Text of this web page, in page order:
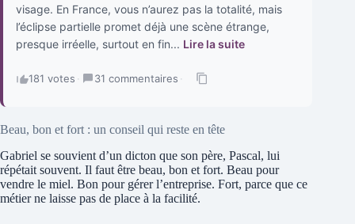
visage. En France, vous n’aurez pas la totalité, mais
l’éclipse partielle promet déjà une scène étrange,
presque irréelle, surtout en fin... Lire la suite
181 votes · 31 commentaires ·
Beau, bon et fort : un conseil qui reste en tête
Gabriel se souvient d’un dicton que son père, Pascal, lui
répétait souvent. Il faut être beau, bon et fort. Beau pour
vendre le miel. Bon pour gérer l’entreprise. Fort, parce que ce
métier ne laisse pas de place à la facilité.